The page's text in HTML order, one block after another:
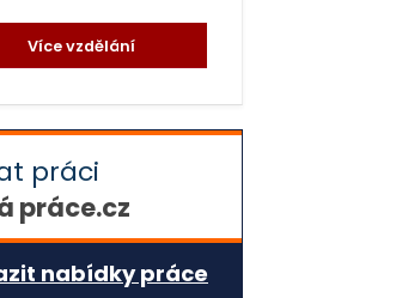
Více vzdělání
práci
práce.cz
nabídky práce